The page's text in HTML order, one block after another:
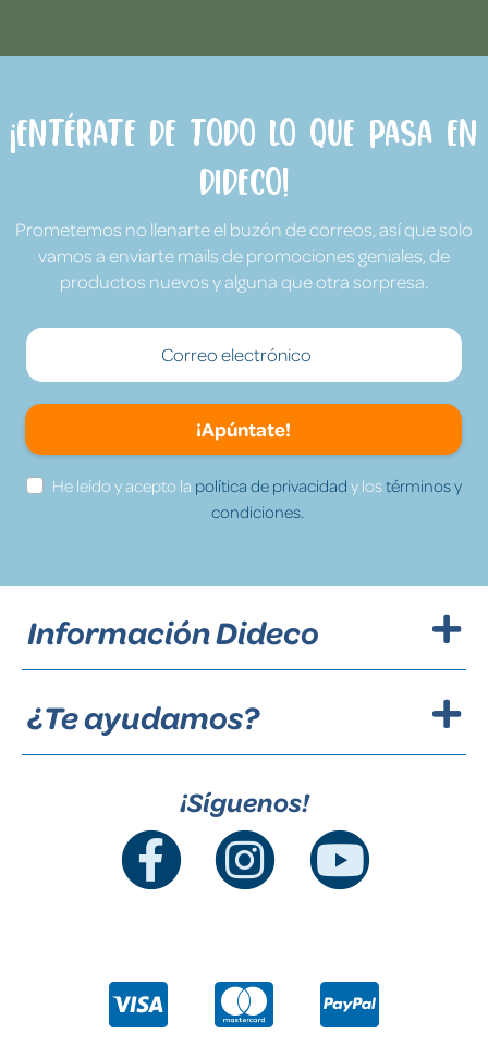
¡Entérate de todo lo que pasa en
Dideco!
Prometemos no llenarte el buzón de correos, así que solo
vamos a enviarte mails de promociones geniales, de
productos nuevos y alguna que otra sorpresa.
¡Apúntate!
He leído y acepto la política de privacidad y lostérminos y
condiciones.
Información Dideco
¿Te ayudamos?
¡Síguenos!